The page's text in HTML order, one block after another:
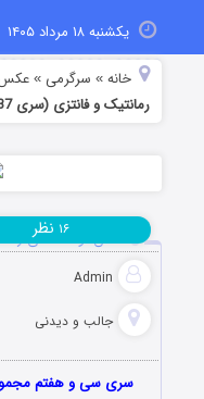
یکشنبه ۱۸ مرداد ۱۴۰۵
خانه » سرگرمی »
رمانتیک و فانتزی (سری 37)
عکس نوشته های
Admin
جالب و دیدنی
۱۶ نظر
سری سی و هفتم